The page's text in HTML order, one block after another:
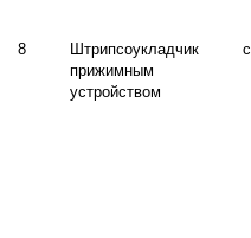
8
Штрипсоукладчик с
прижимным
устройством